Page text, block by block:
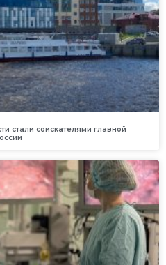
стали соискателями главной